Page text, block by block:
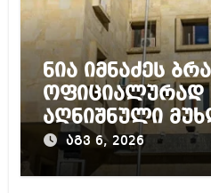
ნია იმნაძეს
ოფიციალურად
აღნიშნული
წლამდე
ითვალისწინებს
აგვ 6, 2026